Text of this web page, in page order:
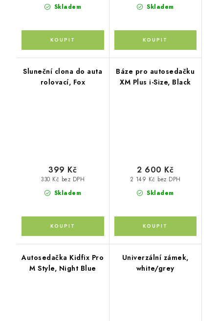
Skladem Skladem
Sluneční clona do auta
rolovací, Fox
Skladem
330 Kč bez DPH
399 Kč
Báze pro autosedačku
XM Plus i-Size, Black
Skladem
2 149 Kč bez DPH
2 600 Kč
Autosedačka Kidfix Pro
M Style, Night Blue
Univerzální zámek,
white/grey